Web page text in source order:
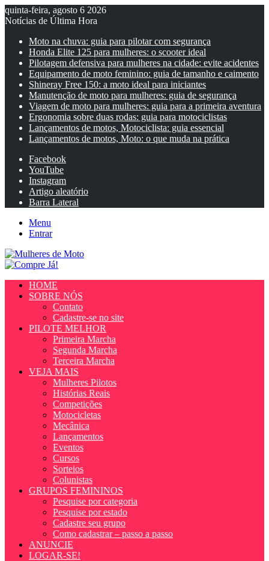
quinta-feira, agosto 6 2026
Notícias de Última Hora
Moto na chuva: guia para pilotar com segurança
Honda Elite 125 para mulheres: o scooter ideal
Pilotagem defensiva para mulheres na cidade: evite acidentes
Equipamento de moto feminino: guia de tamanho e caimento
Shineray Free 150: a moto ideal para iniciantes
Manutenção de moto para mulheres: guia de segurança
Viagem de moto para mulheres: guia para a primeira aventura
Ergonomia sobre duas rodas: guia para motociclistas
Lançamentos de motos, Motociclista: guia essencial
Lançamentos de motos, Moto: o que muda na prática
Facebook
YouTube
Instagram
Artigo aleatório
Barra Lateral
Menu
Entrar
HOME
SOBRE NÓS
Contato
Cadastre-se no site
PILOTE MELHOR
Primeira Marcha
Segunda Marcha
Terceira Marcha
VEJA MAIS
Mulheres Pilotos
Histórias Reais
Competições
Motocicletas
Mecânica
Lançamentos
Eventos
Cursos
Sorteios
Colunistas
GRUPOS FEMININOS
Pesquise por categoria
Pesquise por estado
Cadastre seu grupo
Como cadastrar – passo a passo
ANUNCIE
LOGAR-SE!